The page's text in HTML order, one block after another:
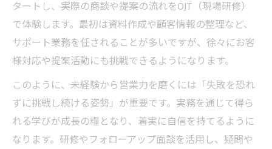
タートし、実際の商談や提案の流れをOJT（現場研修）
で体験します。最初は資料作成や顧客情報の整理など、
サポート業務を任されることが多いですが、徐々にお客
様対応や提案活動にも挑戦できるようになります。
このように、未経験から営業力を磨くには「失敗を恐れ
ずに挑戦し続ける姿勢」が重要です。実務を通じて得ら
れる学びが成長の糧となり、着実に自信を持てるように
なります。研修やフォローアップ面談を活用し、疑問や